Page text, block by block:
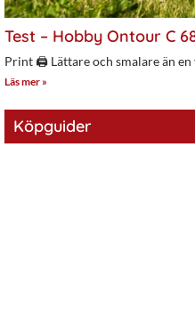
Test – Hobby Ontour C
Print 🖨 Lättare och smalare än en
Läs mer »
Köpguider